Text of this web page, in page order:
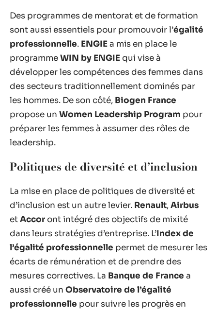
Des programmes de mentorat et de formation
sont aussi essentiels pour promouvoir l’égalité
professionnelle. ENGIEa mis en place le
programmeWIN by ENGIE qui vise à
développer les compétences des femmes dans
des secteurs traditionnellement dominés par
les hommes. De son côté, Biogen France
propose un Women Leadership Program pour
préparer les femmes à assumer des rôles de
leadership.
Politiques de diversité et d’inclusion
La mise en place de politiques de diversité et
d’inclusion est un autre levier. Renault,Airbus
etAccor ont intégré des objectifs de mixité
dans leurs stratégies d’entreprise. L’Index de
l’égalité professionnelle permet de mesurer les
écarts de rémunération et de prendre des
mesures correctives. La Banque de France a
aussi créé un Observatoire de l’égalité
professionnelle pour suivre les progrès en